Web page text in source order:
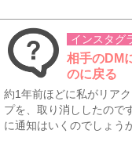
インスタグ
相手のDM
のに戻る
約1年前ほどに私がリア
プを、取り消ししたので
に通知はいくのでしょう